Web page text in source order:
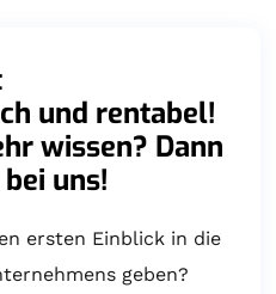
und rentabel!
wissen? Dann
uns!
ersten Einblick in die
geben?